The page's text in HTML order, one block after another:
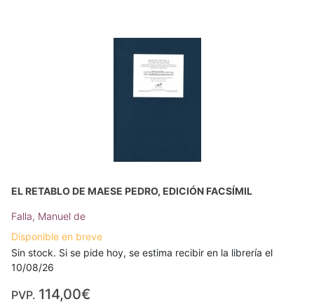
EL RETABLO DE MAESE PEDRO, EDICIÓN FACSÍMIL
Falla, Manuel de
Disponible en breve
Sin stock. Si se pide hoy, se estima recibir en la librería el
10/08/26
PVP. 114,00€